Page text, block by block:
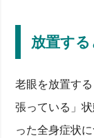
放置す
老眼を放置す
張っている」状
った全身症状